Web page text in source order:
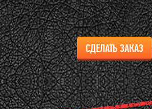
СДЕЛАТЬ ЗАКАЗ